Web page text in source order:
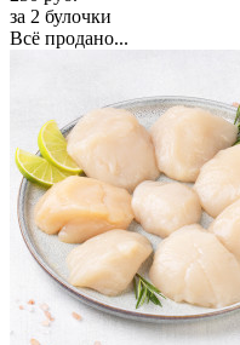
за 2 булочки
Всё продано...